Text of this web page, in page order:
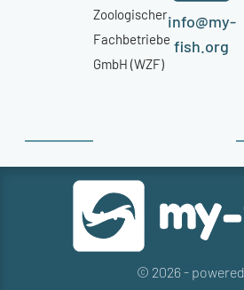
Zoologischer
Fachbetriebe
GmbH (WZF)
info@my-
fish.org
© 2026 -